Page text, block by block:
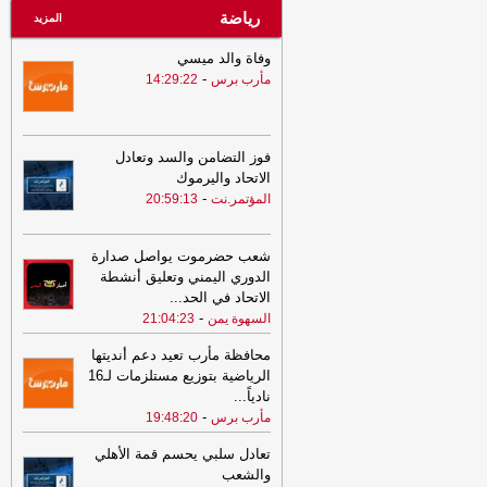
رياضة المزيد
وفاة والد ميسي
مأرب برس -
14:29:22
فوز التضامن والسد وتعادل
الاتحاد واليرموك
المؤتمر.نت -
20:59:13
شعب حضرموت يواصل صدارة
الدوري اليمني وتعليق أنشطة
الاتحاد في الحد...
السهوة يمن -
21:04:23
محافظة مأرب تعيد دعم أنديتها
الرياضية بتوزيع مستلزمات لـ16
نادياً...
مأرب برس -
19:48:20
تعادل سلبي يحسم قمة الأهلي
والشعب